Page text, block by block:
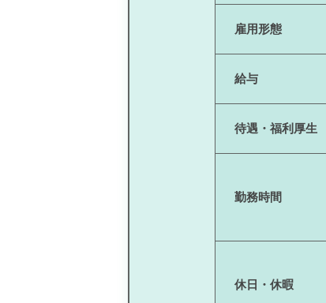
雇用形態
給与
待遇・福利厚生
勤務時間
休日・休暇